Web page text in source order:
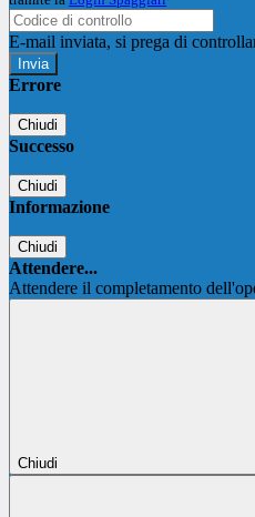
E-mail inviata, si prega di
Errore
Chiudi
Successo
Chiudi
Informazione
Chiudi
Attendere...
Attendere il completamento
Chiudi